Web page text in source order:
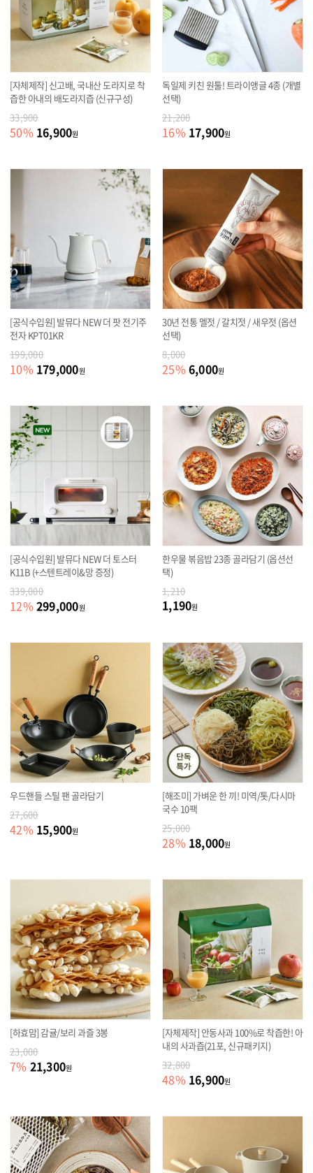
[자체제작] 신고배, 국내산 도라지로 착
즙한 아내의 배도라지즙 (신규구성)
33,900
50% 16,900원
독일제 키친 원툴! 트라이앵글 4종 (개별
선택)
21,200
16% 17,900원
[공식수입원] 발뮤다 NEW 더 팟 전기주
전자 KPT01KR
199,000
10% 179,000원
30년 전통 멜젓 / 갈치젓 / 새우젓 (옵션
선택)
8,000
25% 6,000원
[공식수입원] 발뮤다 NEW 더 토스터
K11B (+스텐트레이&망 증정)
339,000
12% 299,000원
한우물 볶음밥 23종 골라담기 (옵션선
택)
1,210
1,190원
우드핸들 스틸 팬 골라담기
27,600
42% 15,900원
[해조미] 가벼운 한 끼! 미역/톳/다시마
국수 10팩
25,000
28% 18,000원
[하효맘] 감귤/보리 과즐 3봉
23,000
7% 21,300원
[자체제작] 안동사과 100%로 착즙한! 아
내의 사과즙(21포, 신규패키지)
32,800
48% 16,900원